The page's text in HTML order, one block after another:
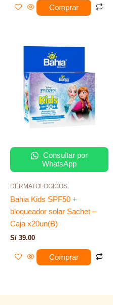
Comprar
Consultar por
WhatsApp
DERMATOLOGICOS
Bahia Kids SPF50 +
bloqueador solar Sachet –
Caja x20un(B)
S/ 39.00
Comprar